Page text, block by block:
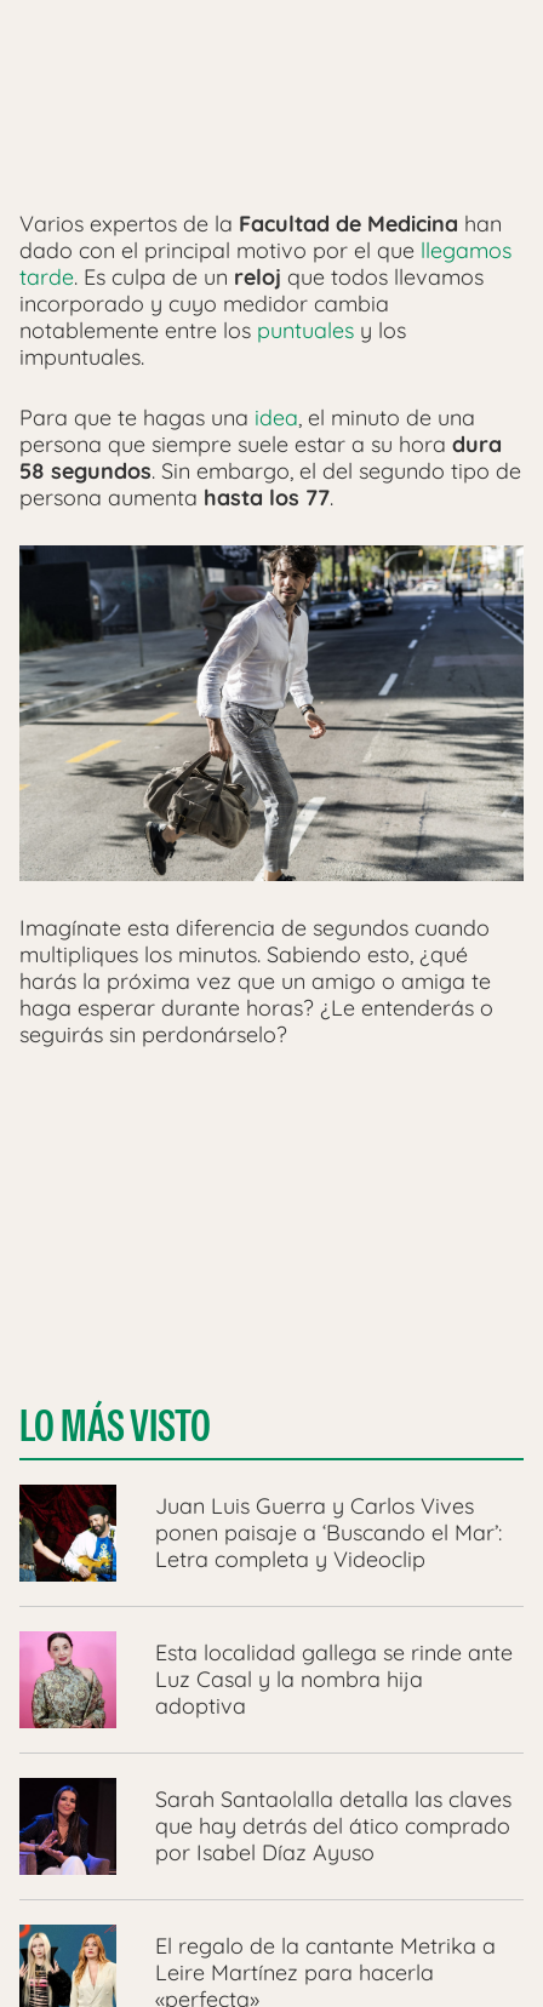
Varios expertos de la Facultad de Medicina han
dado con el principal motivo por el que llegamos
tarde. Es culpa de un reloj que todos llevamos
incorporado y cuyo medidor cambia
notablemente entre los puntuales y los
impuntuales.
Para que te hagas una idea, el minuto de una
persona que siempre suele estar a su hora dura
58 segundos. Sin embargo, el del segundo tipo de
persona aumenta hasta los 77.
Imagínate esta diferencia de segundos cuando
multipliques los minutos. Sabiendo esto, ¿qué
harás la próxima vez que un amigo o amiga te
haga esperar durante horas? ¿Le entenderás o
seguirás sin perdonárselo?
LO MÁS VISTO
Juan Luis Guerra y Carlos Vives
ponen paisaje a ‘Buscando el Mar’:
Letra completa y Videoclip
Esta localidad gallega se rinde ante
Luz Casal y la nombra hija
adoptiva
Sarah Santaolalla detalla las claves
que hay detrás del ático comprado
por Isabel Díaz Ayuso
El regalo de la cantante Metrika a
Leire Martínez para hacerla
«perfecta»